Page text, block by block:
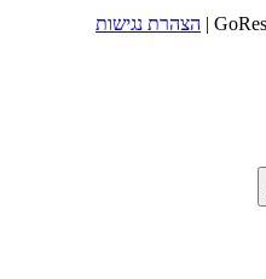
הצהרת נגישות